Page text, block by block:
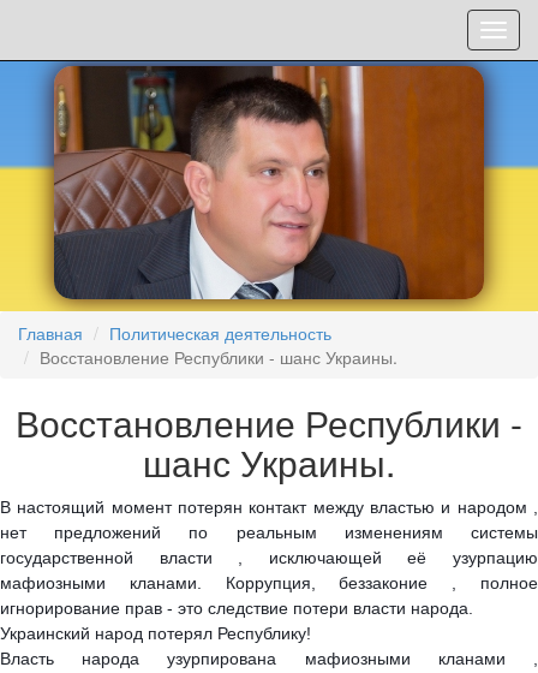
Меню
Главная
Политическая деятельность
Восстановление Республики - шанс Украины.
Восстановление Республики -
шанс Украины.
В настоящий момент потерян контакт между властью и народом ,
нет предложений по реальным изменениям системы
государственной власти , исключающей её узурпацию
мафиозными кланами. Коррупция, беззаконие , полное
игнорирование прав - это следствие потери власти народа.
Украинский народ потерял Республику!
Власть народа узурпирована мафиозными кланами ,